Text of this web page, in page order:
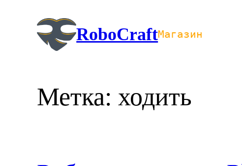
содержимому
RoboCraftМагазин
Метка:ходить